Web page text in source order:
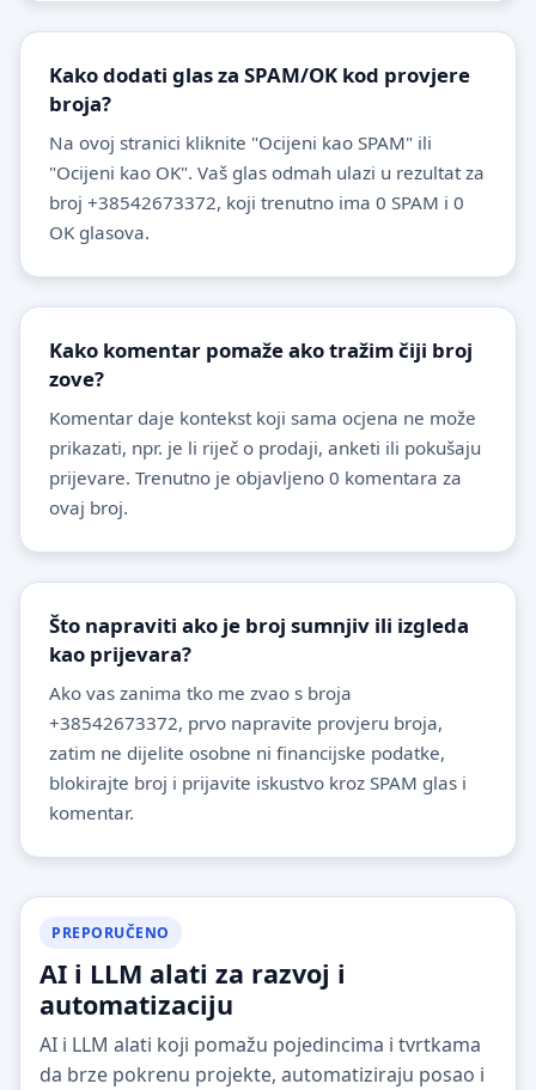
Kako dodati glas za SPAM/OK kod provjere
broja?
Na ovoj stranici kliknite "Ocijeni kao SPAM" ili
"Ocijeni kao OK". Vaš glas odmah ulazi u rezultat za
broj +38542673372, koji trenutno ima 0 SPAM i 0
OK glasova.
Kako komentar pomaže ako tražim čiji broj
zove?
Komentar daje kontekst koji sama ocjena ne može
prikazati, npr. je li riječ o prodaji, anketi ili pokušaju
prijevare. Trenutno je objavljeno 0 komentara za
ovaj broj.
Što napraviti ako je broj sumnjiv ili izgleda
kao prijevara?
Ako vas zanima tko me zvao s broja
+38542673372, prvo napravite provjeru broja,
zatim ne dijelite osobne ni financijske podatke,
blokirajte broj i prijavite iskustvo kroz SPAM glas i
komentar.
PREPORUČENO
AI i LLM alati za razvoj i
automatizaciju
AI i LLM alati koji pomažu pojedincima i tvrtkama
da brze pokrenu projekte, automatiziraju posao i